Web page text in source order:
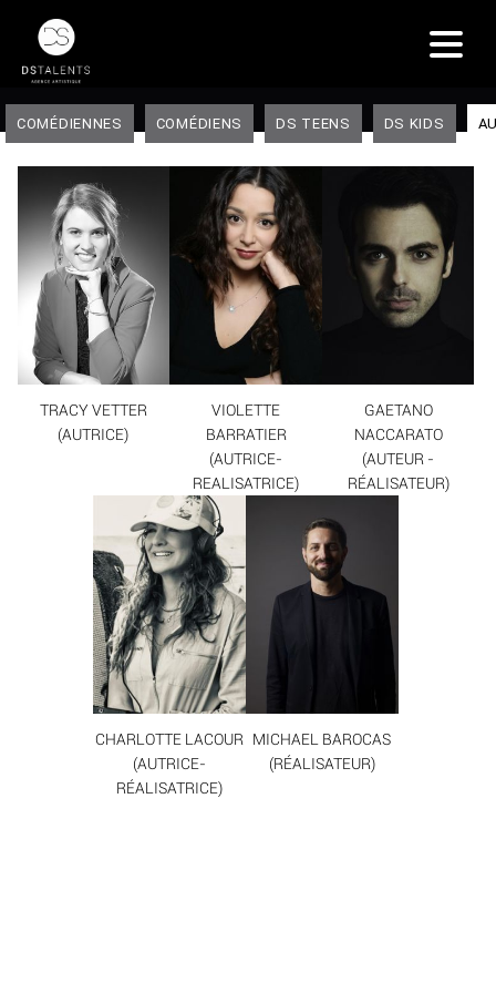
COMÉDIENNES COMÉDIENS DS TEENS DS KIDS
TRACY VETTER
(AUTRICE)
VIOLETTE
BARRATIER
(AUTRICE-
REALISATRICE)
GAETANO
NACCARATO
(AUTEUR -
RÉALISATEUR)
CHARLOTTE LACOUR
(AUTRICE-
RÉALISATRICE)
MICHAEL BAROCAS
(RÉALISATEUR)